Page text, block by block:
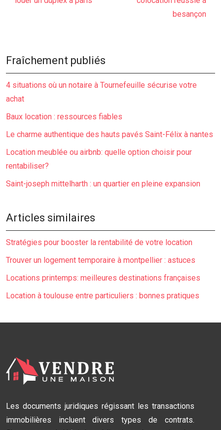
besançon
Fraîchement publiés
4 situations où un notaire à Tournefeuille sécurise votre
achat
Baux location : ressources fiables
Le charme authentique des hauts pavés Saint-Félix à nantes
Location meublée ou airbnb: quelle option choisir pour
rentabiliser?
Saint-joseph mittelharth : un quartier en pleine expansion
Articles similaires
Stratégies pour booster la rentabilité de votre location
Trouver un logement temporaire à montpellier : astuces
Locations printemps: meilleures destinations françaises
Location à toulouse entre particuliers : bonnes pratiques
Les documents juridiques régissant les transactions
immobilières incluent divers types de contrats.